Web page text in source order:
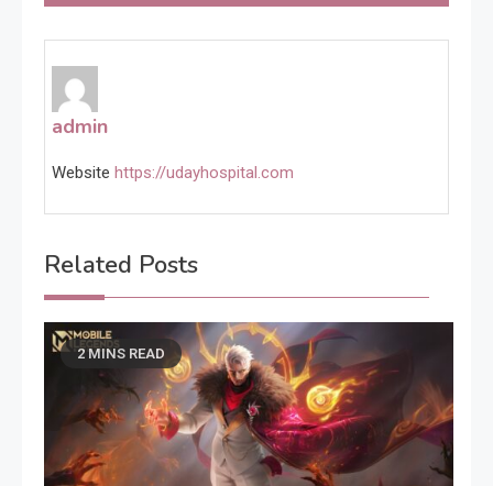
admin
Website https://udayhospital.com
Related Posts
2 MINS READ